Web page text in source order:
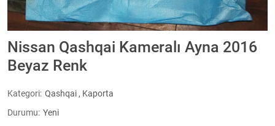
Nissan Qashqai Kameralı Ayna 2016
Beyaz Renk
Kategori: Qashqai, Kaporta
Durumu: Yeni